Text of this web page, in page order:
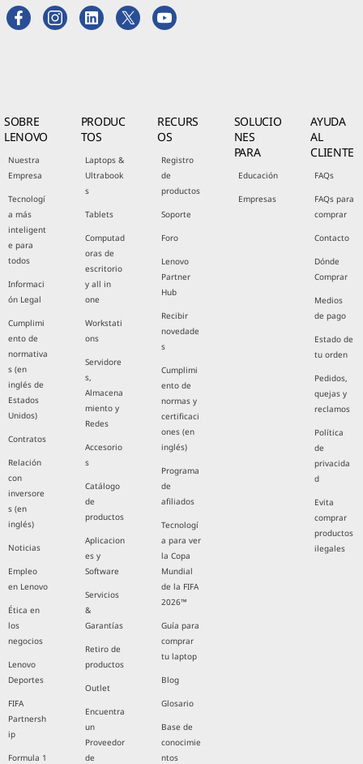
SOBRE
LENOVO
Nuestra
Empresa
Tecnologí
a más
inteligent
e para
todos
Informaci
ón Legal
Cumplimi
ento de
normativa
s (en
inglés de
Estados
Unidos)
Contratos
Relación
con
inversore
s (en
inglés)
Noticias
Empleo
en Lenovo
Ética en
los
negocios
Lenovo
Deportes
FIFA
Partnersh
ip
Formula 1
PRODUC
TOS
Laptops &
Ultrabook
s
Tablets
Computad
oras de
escritorio
y all in
one
Workstati
ons
Servidore
s,
Almacena
miento y
Redes
Accesorio
s
Catálogo
de
productos
Aplicacion
es y
Software
Servicios
&
Garantías
Retiro de
productos
Outlet
Encuentra
un
Proveedor
de
RECURS
OS
Registro
de
productos
Soporte
Foro
Lenovo
Partner
Hub
Recibir
novedade
s
Cumplimi
ento de
normas y
certificaci
ones (en
inglés)
Programa
de
afiliados
Tecnologí
a para ver
la Copa
Mundial
de la FIFA
2026™
Guía para
comprar
tu laptop
Blog
Glosario
Base de
conocimie
ntos
SOLUCIO
NES
PARA
Educación
Empresas
AYUDA
AL
CLIENTE
FAQs
FAQs para
comprar
Contacto
Dónde
Comprar
Medios
de pago
Estado de
tu orden
Pedidos,
quejas y
reclamos
Política
de
privacida
d
Evita
comprar
productos
ilegales